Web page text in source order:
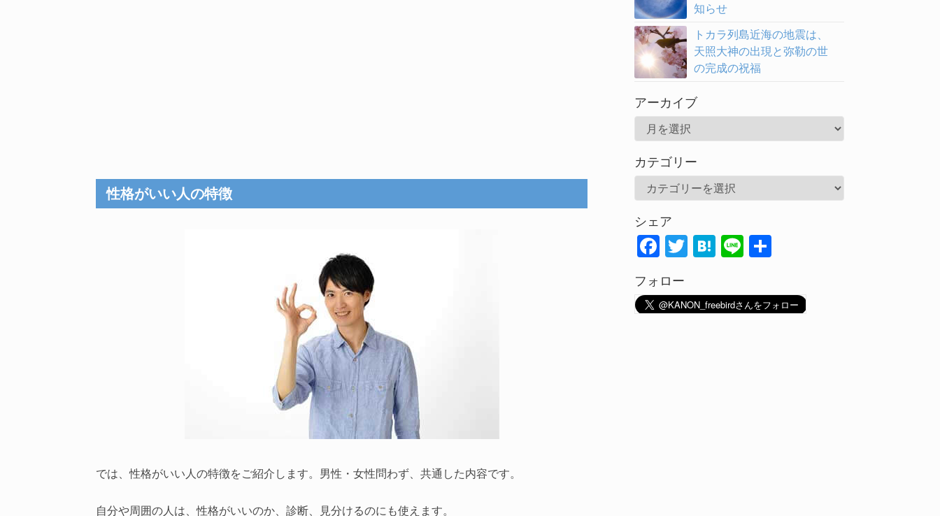
性格がいい人の特徴
では、性格がいい人の特徴をご紹介します。男性・女性問わず、共通した内容です。
自分や周囲の人は、性格がいいのか、診断、見分けるのにも使えます。
知らせ
トカラ列島近海の地震は、
天照大神の出現と弥勒の世
の完成の祝福
アーカイブ
ー
カ
ブ
カテゴリー
テ
ゴ
リ
シェア
F
e
b
T
itt
er
H
e
n
Li
e
共
フォロー